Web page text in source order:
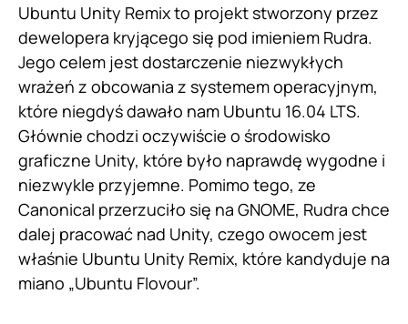
Ubuntu Unity Remix to projekt stworzony przez
dewelopera kryjącego się pod imieniem Rudra.
Jego celem jest dostarczenie niezwykłych
wrażeń z obcowania z systemem operacyjnym,
które niegdyś dawało nam Ubuntu 16.04 LTS.
Głównie chodzi oczywiście o środowisko
graficzne Unity, które było naprawdę wygodne i
niezwykle przyjemne. Pomimo tego, ze
Canonical przerzuciło się na GNOME, Rudra chce
dalej pracować nad Unity, czego owocem jest
właśnie Ubuntu Unity Remix, które kandyduje na
miano „Ubuntu Flovour”.